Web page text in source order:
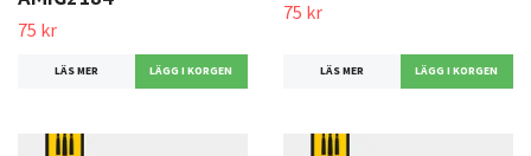
75 kr
LÄS MER
75 kr
LÄS MER